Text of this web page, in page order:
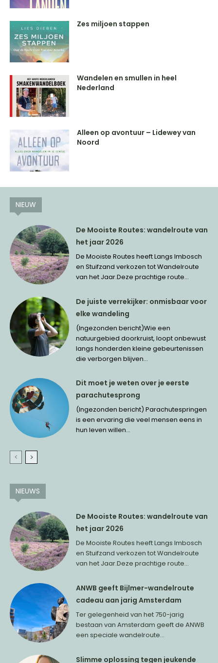
Zes miljoen stappen
Wandelen en smullen in heel
Nederland
Alleen op avontuur – Lidewey van
Noord
NIEUW
De Mooiste Routes: wandelroute van
het jaar 2026
De Mooiste Routes heeft Langs Imbosch
en Stuifzand verkozen tot Wandelroute
van het Jaar.Deze prachtige route...
De juiste verrekijker: onmisbaar voor
elke wandeling
(Ingezonden bericht)Wie een
natuurgebied doorkruist, loopt onbewust
langs honderden kleine gebeurtenissen
die verborgen blijven...
Dit moet je weten over je eerste
parachutesprong
(Ingezonden bericht) Parachutespringen
is een ervaring die veel mensen eens in
hun leven willen...
NIEUWS
De Mooiste Routes: wandelroute van
het jaar 2026
De Mooiste Routes heeft Langs Imbosch
en Stuifzand verkozen tot Wandelroute
van het Jaar.Deze prachtige route...
ANWB geeft Bijlmer-wandelroute
cadeau aan jarig Amsterdam
Ter gelegenheid van het 750-jarig
bestaan van Amsterdam geeft de ANWB
een speciale wandelroute...
Slimme oplossing tegen jeukende